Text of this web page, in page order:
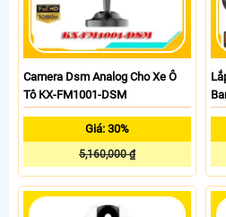
Camera Dsm Analog Cho Xe Ô
Tô KX-FM1001-DSM
Giá: 30%
5,160,000 ₫